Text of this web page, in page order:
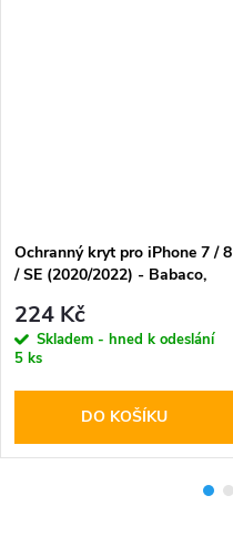
Ochranný kryt pro iPhone 7 / 8
/ SE (2020/2022) - Babaco,
224 Kč
Skladem - hned k odeslání
5 ks
DO KOŠÍKU